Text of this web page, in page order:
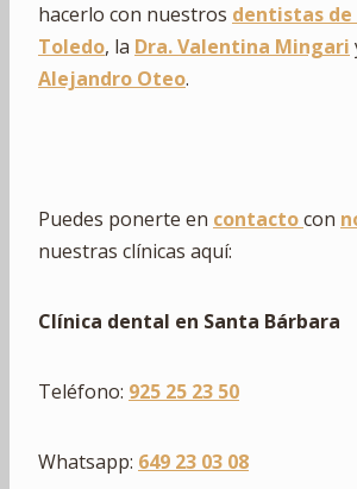
hacerlo con nuestros dentistas
Toledo, la Dra. Valentina Mingari
Alejandro Oteo.
Puedes ponerte en contactocon
nuestras clínicas aquí:
Clínica dental en Santa Bárbara
Teléfono: 925 25 23 50
Whatsapp: 649 23 03 08